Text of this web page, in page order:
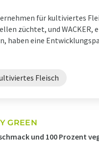
für kultiviertes
züchtet, und WACKER,
haben eine
Fleisch
GREEN
und 100 Prozent